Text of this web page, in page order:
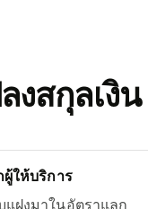
สกุลเงิน
ผู้ให้บริการ
แฝงมาในอัตราแลก